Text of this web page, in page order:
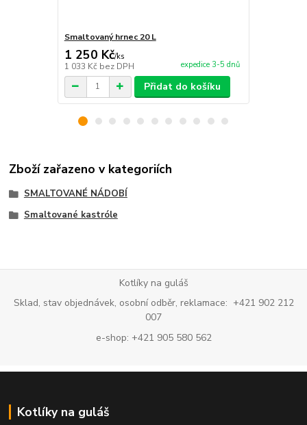
Smaltovaný hrnec 20 L
1 250 Kč/ks
1 033 Kč bez DPH expedice 3-5 dnů
Přidat do košíku
Zboží zařazeno v kategoriích
SMALTOVANÉ NÁDOBÍ
Smaltované kastróle
Kotlíky na guláš
Sklad, stav objednávek, osobní odběr, reklamace: +421 902 212
007
e-shop: +421 905 580 562
Kotlíky na guláš